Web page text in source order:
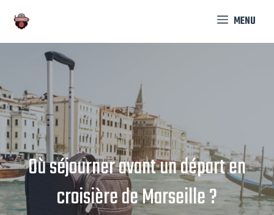
contenu
MENU
Où séjourner avant un départ en
croisière de Marseille ?